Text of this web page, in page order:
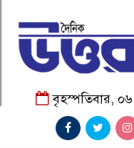
বৃহস্পতিবার,